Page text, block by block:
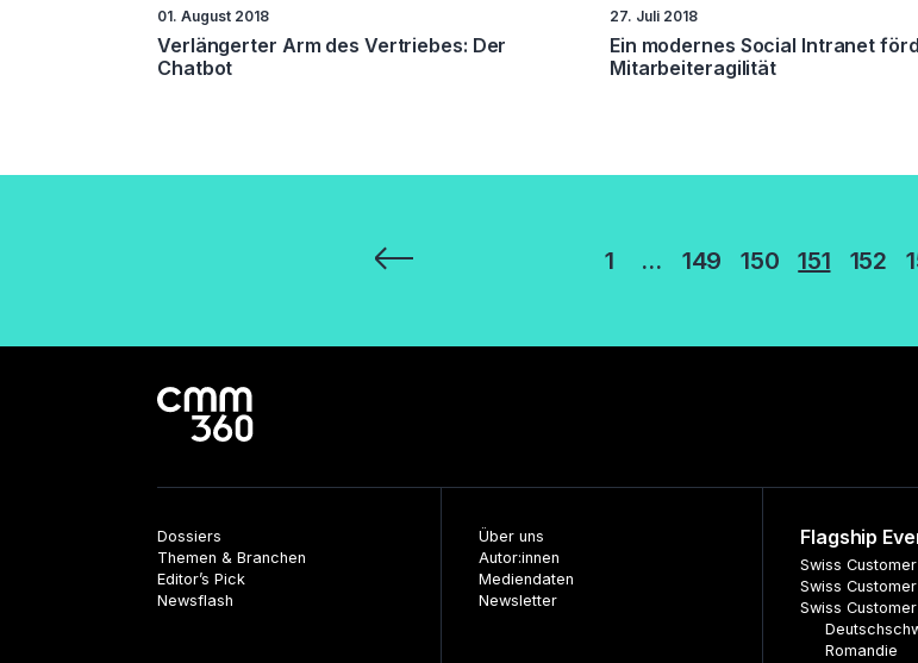
01. August 2018
Verlängerter Arm des Vertriebes: Der
Chatbot
27. Juli 2018
Ein modernes Social Intranet
Mitarbeiteragilität
Seitennummerierung
Beiträge
1 … 149 150 151 152
Dossiers
Themen & Branchen
Editor’s Pick
Newsflash
Über uns
Autor:innen
Mediendaten
Newsletter
Flagship
Swiss
Swiss
Swiss
Romandie